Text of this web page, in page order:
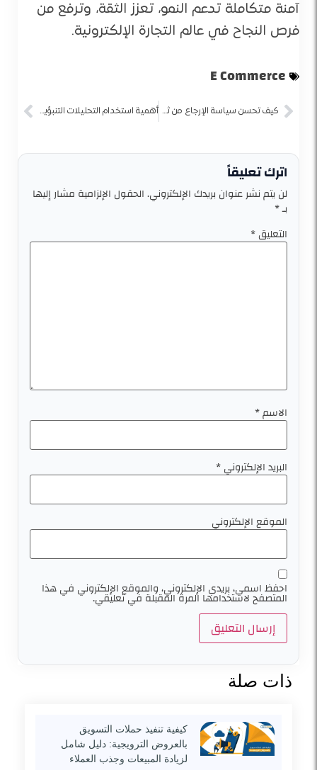
آمنة متكاملة تدعم النمو، تعزز الثقة، وترفع من
فرص النجاح في عالم التجارة الإلكترونية.
E Commerce
كيف تحسن سياسة الإرجاع من ثقة العملاء في متجرك الإلكتروني؟ أهمية استخدام التحليلات التنبؤية في تحسين تجربة التسوق الإلكتروني
اترك تعليقاً
لن يتم نشر عنوان بريدك الإلكتروني.الحقول الإلزامية مشار إليها
بـ*
التعليق*
الاسم*
البريد الإلكتروني*
الموقع الإلكتروني
احفظ اسمي، بريدي الإلكتروني، والموقع الإلكتروني في هذا
المتصفح لاستخدامها المرة المقبلة في تعليقي.
ذات صلة
كيفية تنفيذ حملات التسويق
بالعروض الترويجية: دليل شامل
لزيادة المبيعات وجذب العملاء